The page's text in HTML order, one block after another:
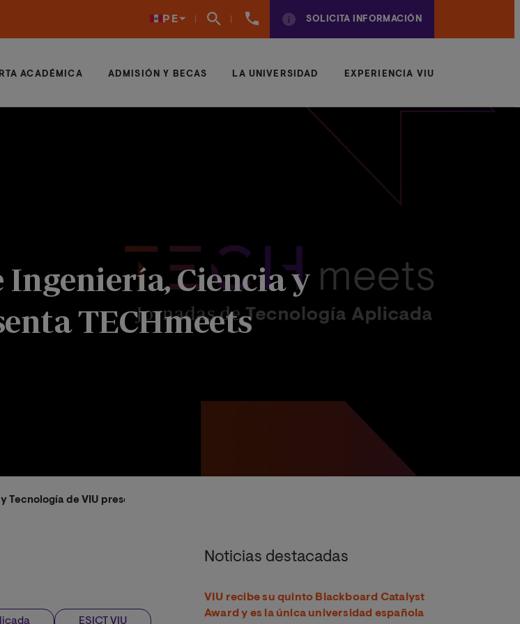
PE
961
SOLICITA INFORMACIÓN
ACADÉMICA ADMISIÓN Y BECAS LA UNIVERSIDAD EXPERIENCIA VIU
Ingeniería, Ciencia y
TECHmeets
de VIU presenta TECHmeets
ESICT VIU
Noticias destacadas
VIU recibe su quinto Blackboard Catalyst
Award y es la única universidad española